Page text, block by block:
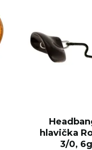
hlavička
3/0,